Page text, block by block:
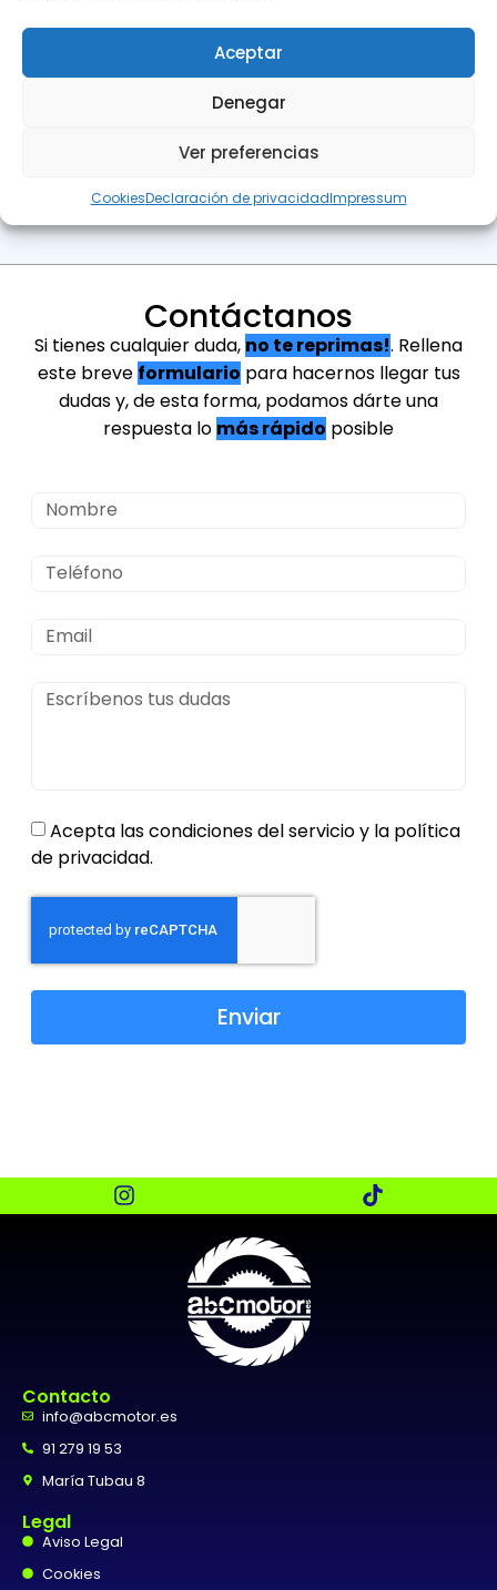
Aceptar
Denegar
Ver preferencias
CookiesDeclaración de privacidadImpressum
2.185
Contáctanos
Si tienes cualquier duda, no te reprimas!. Rellena
este breve formulario para hacernos llegar tus
dudas y, de esta forma, podamos dárte una
respuesta lo más rápido posible
Acepta las condiciones del servicio y la política
de privacidad.
Enviar
Contacto
info@abcmotor.es
91 279 19 53
María Tubau 8
Legal
Aviso Legal
Cookies